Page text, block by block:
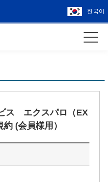
한국어
ス エクスパロ（EX
(会員様用）